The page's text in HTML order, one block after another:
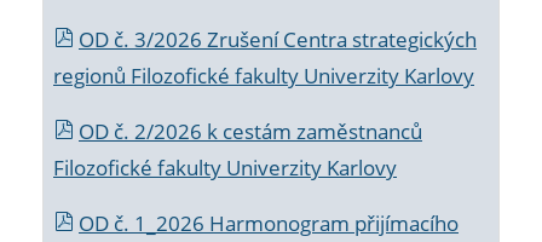
OD č. 3/2026 Zrušení Centra strategických
regionů Filozofické fakulty Univerzity Karlovy
OD č. 2/2026 k cestám zaměstnanců
Filozofické fakulty Univerzity Karlovy
OD č. 1_2026 Harmonogram přijímacího